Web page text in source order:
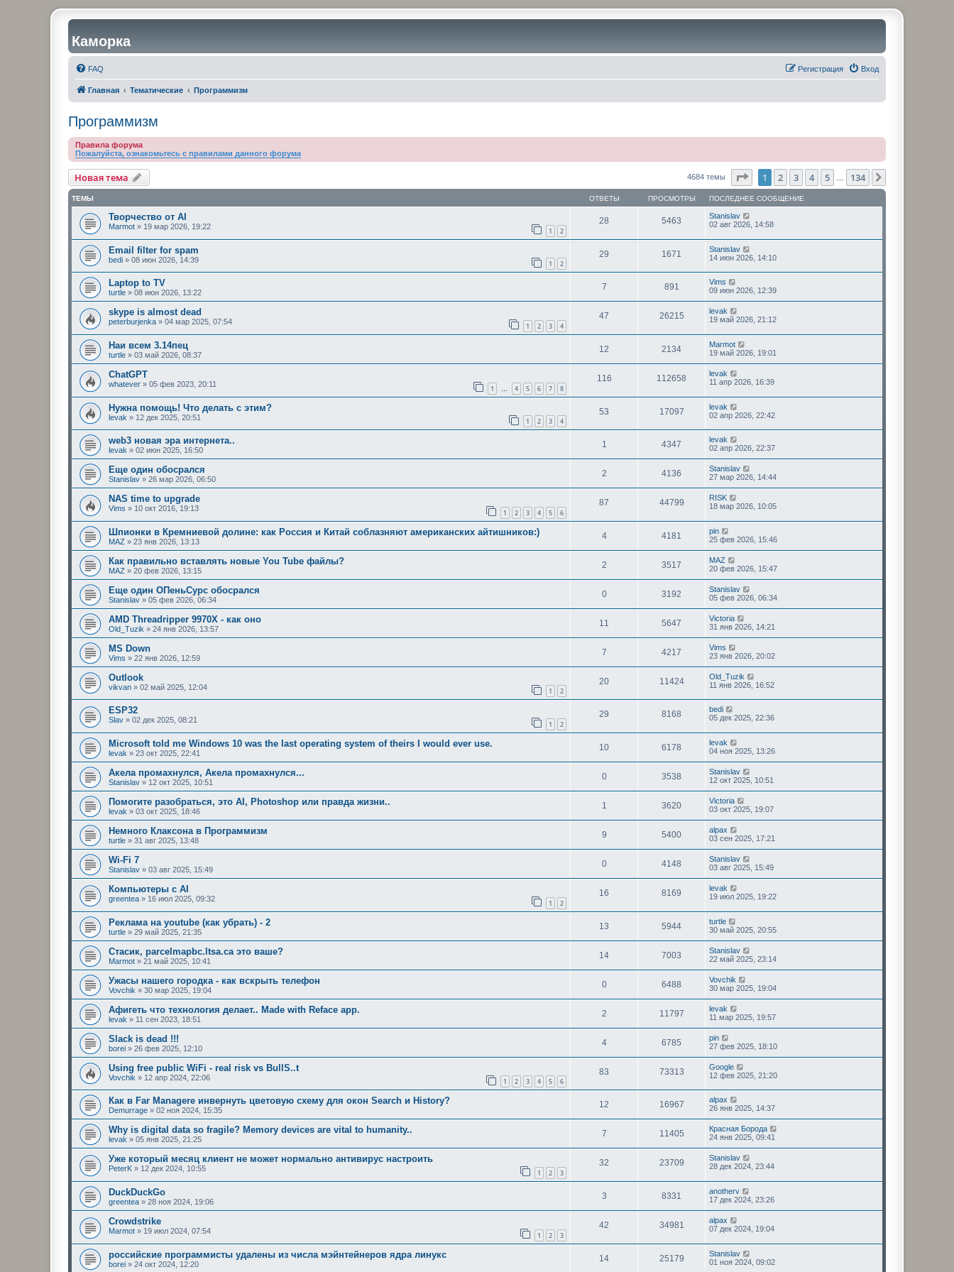
Каморка
FAQ Вход
Регистрация
Главная Тематические Программизм
Программизм
Правила форума
Пожалуйста, ознакомьтесь с правилами данного форума
Новая тема 4684 темы Страница1 из 134
1 2 3 4 5 134
ТЕМЫ ОТВЕТЫ ПРОСМОТРЫ ПОСЛЕДНЕЕ СООБЩЕНИЕ
Творчество от AI
Marmot » 19 мар 2026, 19:22 1 2
28 5463
Stanislav
02 авг 2026, 14:58
Email filter for spam
bedi » 08 июн 2026, 14:39 1 2
29 1671
Stanislav
14 июн 2026, 14:10
Laptop to TV
turtle » 08 июн 2026, 13:22
7 891
Vims
09 июн 2026, 12:39
skype is almost dead
peterburjenka » 04 мар 2025, 07:54 1 2 3 4
47 26215
levak
19 май 2026, 21:12
Наи всем 3.14пец
turtle » 03 май 2026, 08:37
12 2134
Marmot
19 май 2026, 19:01
ChatGPT
whatever » 05 фев 2023, 20:11 1 … 4 5 6 7 8
116 112658
levak
11 апр 2026, 16:39
Нужна помощь! Что делать с этим?
levak » 12 дек 2025, 20:51 1 2 3 4
53 17097
levak
02 апр 2026, 22:42
web3 новая эра интернета..
levak » 02 июн 2025, 16:50
1 4347
levak
02 апр 2026, 22:37
Еще один обосрался
Stanislav » 26 мар 2026, 06:50
2 4136
Stanislav
27 мар 2026, 14:44
NAS time to upgrade
Vims » 10 окт 2016, 19:13 1 2 3 4 5 6
87 44799
RISK
18 мар 2026, 10:05
Шпионки в Кремниевой долине: как Россия и Китай соблазняют американских айтишников:)
MAZ » 23 янв 2026, 13:13
4 4181
pin
25 фев 2026, 15:46
Как правильно вставлять новые You Tube файлы?
MAZ » 20 фев 2026, 13:15
2 3517
MAZ
20 фев 2026, 15:47
Еще один ОПеньСурс обосрался
Stanislav » 05 фев 2026, 06:34
0 3192
Stanislav
05 фев 2026, 06:34
AMD Threadripper 9970X - как оно
Old_Tuzik » 24 янв 2026, 13:57
11 5647
Victoria
31 янв 2026, 14:21
MS Down
Vims » 22 янв 2026, 12:59
7 4217
Vims
23 янв 2026, 20:02
Outlook
vikvan » 02 май 2025, 12:04 1 2
20 11424
Old_Tuzik
11 янв 2026, 16:52
ESP32
Slav » 02 дек 2025, 08:21 1 2
29 8168
bedi
05 дек 2025, 22:36
Microsoft told me Windows 10 was the last operating system of theirs I would ever use.
levak » 23 окт 2025, 22:41
10 6178
levak
04 ноя 2025, 13:26
Акела промахнулся, Акела промахнулся...
Stanislav » 12 окт 2025, 10:51
0 3538
Stanislav
12 окт 2025, 10:51
Помогите разобраться, это AI, Photoshop или правда жизни..
levak » 03 окт 2025, 18:46
1 3620
Victoria
03 окт 2025, 19:07
Немного Клаксона в Программизм
turtle » 31 авг 2025, 13:48
9 5400
alpax
03 сен 2025, 17:21
Wi-Fi 7
Stanislav » 03 авг 2025, 15:49
0 4148
Stanislav
03 авг 2025, 15:49
Компьютеры с AI
greentea » 16 июл 2025, 09:32 1 2
16 8169
levak
19 июл 2025, 19:22
Реклама на youtube (как убрать) - 2
turtle » 29 май 2025, 21:35
13 5944
turtle
30 май 2025, 20:55
Стасик, parcelmapbc.ltsa.ca это ваше?
Marmot » 21 май 2025, 10:41
14 7003
Stanislav
22 май 2025, 23:14
Ужасы нашего городка - как вскрыть телефон
Vovchik » 30 мар 2025, 19:04
0 6488
Vovchik
30 мар 2025, 19:04
Афигеть что технология делает.. Made with Reface app.
levak » 11 сен 2023, 18:51
2 11797
levak
11 мар 2025, 19:57
Slack is dead !!!
borei » 26 фев 2025, 12:10
4 6785
pin
27 фев 2025, 18:10
Using free public WiFi - real risk vs BullS..t
Vovchik » 12 апр 2024, 22:06 1 2 3 4 5 6
83 73313
Google
12 фев 2025, 21:20
Как в Far Managere инвернуть цветовую схему для окoн Search и History?
Demurrage » 02 ноя 2024, 15:35
12 16967
alpax
26 янв 2025, 14:37
Why is digital data so fragile? Memory devices are vital to humanity..
levak » 05 янв 2025, 21:25
7 11405
Красная Борода
24 янв 2025, 09:41
Уже который месяц клиент не может нормально антивирус настроить
PeterK » 12 дек 2024, 10:55 1 2 3
32 23709
Stanislav
28 дек 2024, 23:44
DuckDuckGo
greentea » 28 ноя 2024, 19:06
3 8331
anotherv
17 дек 2024, 23:26
Crowdstrike
Marmot » 19 июл 2024, 07:54 1 2 3
42 34981
alpax
07 дек 2024, 19:04
российские программисты удалены из числа мэйнтейнеров ядра линукс
borei » 24 окт 2024, 12:20
14 25179
Stanislav
01 ноя 2024, 09:02